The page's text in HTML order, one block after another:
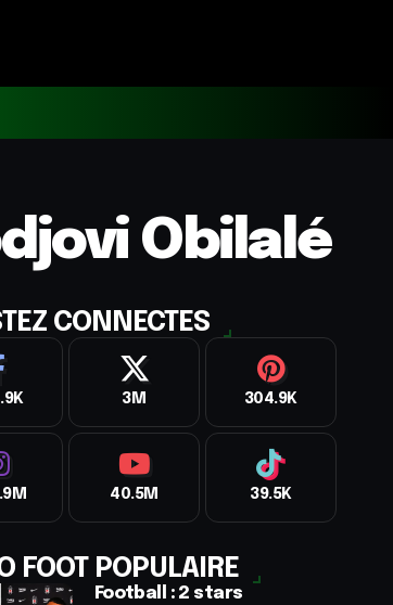
Obilalé
CONNECTES
3M 304.9K
40.5M 39.5K
FOOT POPULAIRE
Football : 2 stars